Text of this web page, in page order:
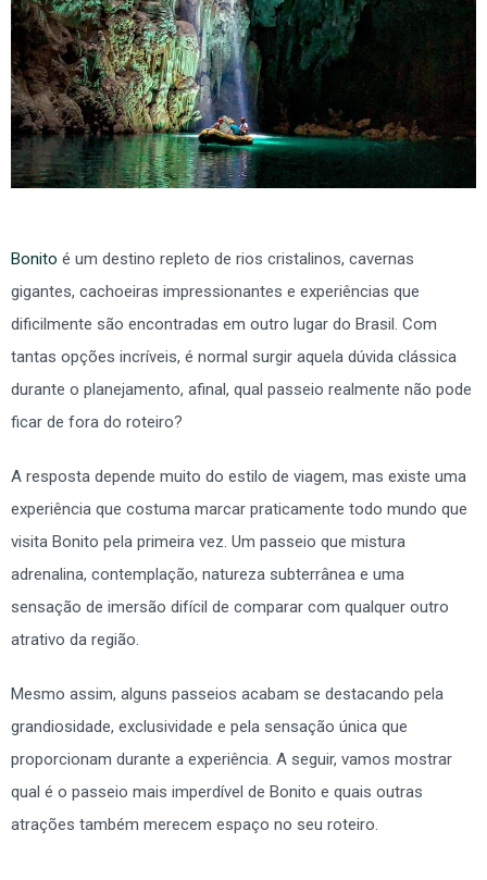
Bonito é um destino repleto de rios cristalinos, cavernas
gigantes, cachoeiras impressionantes e experiências que
dificilmente são encontradas em outro lugar do Brasil. Com
tantas opções incríveis, é normal surgir aquela dúvida clássica
durante o planejamento, afinal, qual passeio realmente não pode
ficar de fora do roteiro?
A resposta depende muito do estilo de viagem, mas existe uma
experiência que costuma marcar praticamente todo mundo que
visita Bonito pela primeira vez. Um passeio que mistura
adrenalina, contemplação, natureza subterrânea e uma
sensação de imersão difícil de comparar com qualquer outro
atrativo da região.
Mesmo assim, alguns passeios acabam se destacando pela
grandiosidade, exclusividade e pela sensação única que
proporcionam durante a experiência. A seguir, vamos mostrar
qual é o passeio mais imperdível de Bonito e quais outras
atrações também merecem espaço no seu roteiro.